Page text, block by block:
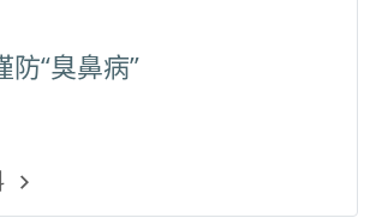
防“臭鼻病”